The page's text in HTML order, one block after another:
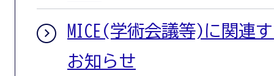
MICE(学術会議等)に関連
お知らせ